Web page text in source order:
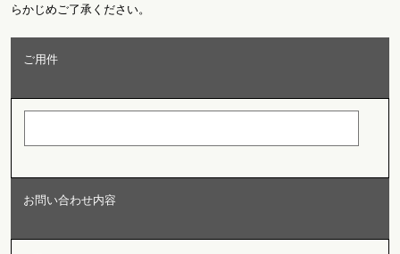
らかじめご了承ください。
ご用件
お問い合わせ内容